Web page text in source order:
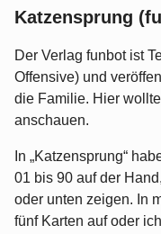
Katzensprung
Der Verlag funbot ist
Offensive) und
die Familie. Hier
anschauen.
In „Katzensprung“
01 bis 90 auf der
oder unten zeigen. In
fünf Karten auf oder